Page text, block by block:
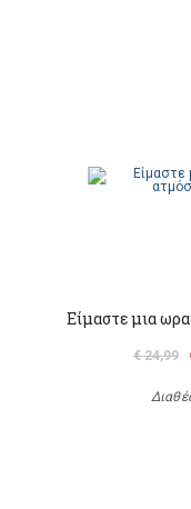
Είμαστε μια
€ 24,99